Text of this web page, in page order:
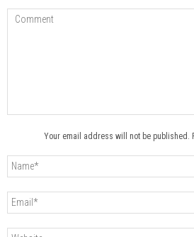
Your email address will not be